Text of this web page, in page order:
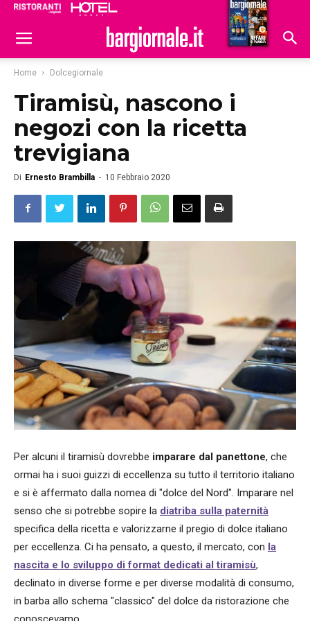
Hoteldomani
Home Dolcegiornale
Tiramisù, nascono i
negozi con la ricetta
trevigiana
Di Ernesto Brambilla - 10 Febbraio 2020
Per alcuni il tiramisù dovrebbe imparare dal panettone, che
ormai ha i suoi guizzi di eccellenza su tutto il territorio italiano
e si è affermato dalla nomea di "dolce del Nord". Imparare nel
senso che si potrebbe sopire la diatriba sulla paternità
specifica della ricetta e valorizzarne il pregio di dolce italiano
per eccellenza. Ci ha pensato, a questo, il mercato, con la
nascita e lo sviluppo di format dedicati al tiramisù,
declinato in diverse forme e per diverse modalità di consumo,
in barba allo schema "classico" del dolce da ristorazione che